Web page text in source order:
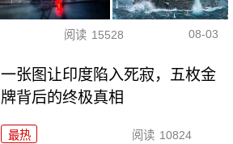
阅读 15528 08-03
一张图让印度陷入死寂，五枚金
牌背后的终极真相
最热 阅读 10824